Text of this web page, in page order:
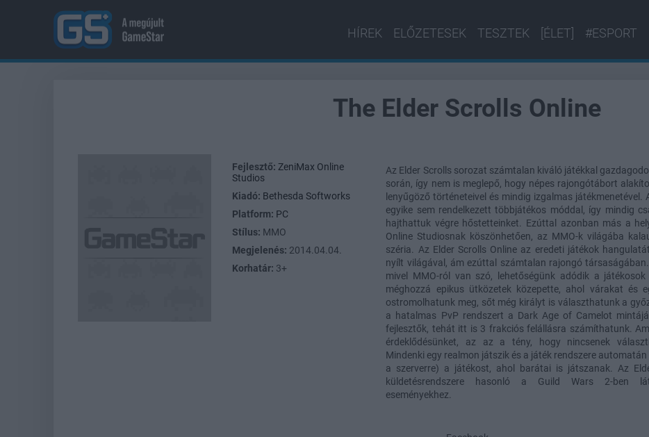
HÍREK ELŐZETESEK TESZTEK [ÉLET] #ESPORT
The Elder Scrolls Online
Fejlesztő: ZeniMax Online
Studios
Kiadó: Bethesda Softworks
Platform: PC
Stílus: MMO
Megjelenés: 2014.04.04.
Korhatár: 3+
Az Elder Scrolls sorozat számtalan kiváló játékkal
során, így nem is meglepő, hogy népes rajongótábort
lenyűgöző történeteivel és mindig izgalmas játékmenetével.
egyike sem rendelkezett többjátékos móddal, így mindig
hajthattuk végre hőstetteinket. Ezúttal azonban más a
Online Studiosnak köszönhetően, az MMO-k világába
széria. Az Elder Scrolls Online az eredeti játékok
nyílt világával, ám ezúttal számtalan rajongó társaságában.
mivel MMO-ról van szó, lehetőségünk adódik a
méghozzá epikus ütközetek közepette, ahol várakat és
ostromolhatunk meg, sőt még királyt is választhatunk a
a hatalmas PvP rendszert a Dark Age of Camelot
fejlesztők, tehát itt is 3 frakciós felállásra számíthatunk.
érdeklődésünket, az az a tény, hogy nincsenek
Mindenki egy realmon játszik és a játék rendszere
a szerverre) a játékost, ahol barátai is játszanak. Az
küldetésrendszere hasonló a Guild Wars 2-ben
eseményekhez.